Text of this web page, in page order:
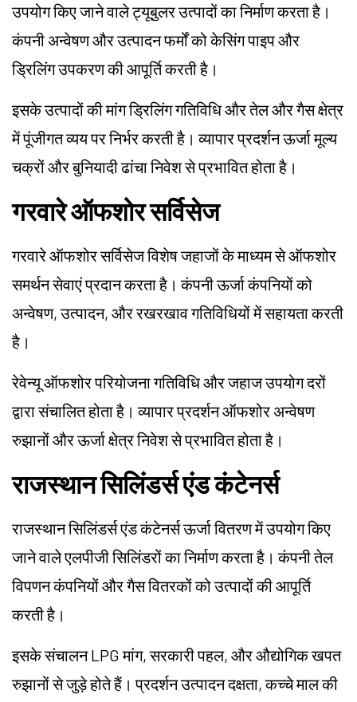
उपयोग किए जाने वाले ट्यूबुलर उत्पादों का निर्माण करता है।
कंपनी अन्वेषण और उत्पादन फर्मों को केसिंग पाइप और
ड्रिलिंग उपकरण की आपूर्ति करती है।
इसके उत्पादों की मांग ड्रिलिंग गतिविधि और तेल और गैस क्षेत्र
में पूंजीगत व्यय पर निर्भर करती है। व्यापार प्रदर्शन ऊर्जा मूल्य
चक्रों और बुनियादी ढांचा निवेश से प्रभावित होता है।
गरवारे ऑफशोर सर्विसेज
गरवारे ऑफशोर सर्विसेज विशेष जहाजों के माध्यम से ऑफशोर
समर्थन सेवाएं प्रदान करता है। कंपनी ऊर्जा कंपनियों को
अन्वेषण, उत्पादन, और रखरखाव गतिविधियों में सहायता करती
है।
रेवेन्यू ऑफशोर परियोजना गतिविधि और जहाज उपयोग दरों
द्वारा संचालित होता है। व्यापार प्रदर्शन ऑफशोर अन्वेषण
रुझानों और ऊर्जा क्षेत्र निवेश से प्रभावित होता है।
राजस्थान सिलिंडर्स एंड कंटेनर्स
राजस्थान सिलिंडर्स एंड कंटेनर्स ऊर्जा वितरण में उपयोग किए
जाने वाले एलपीजी सिलिंडरों का निर्माण करता है। कंपनी तेल
विपणन कंपनियों और गैस वितरकों को उत्पादों की आपूर्ति
करती है।
इसके संचालन LPG मांग, सरकारी पहल, और औद्योगिक खपत
रुझानों से जुड़े होते हैं। प्रदर्शन उत्पादन दक्षता, कच्चे माल की